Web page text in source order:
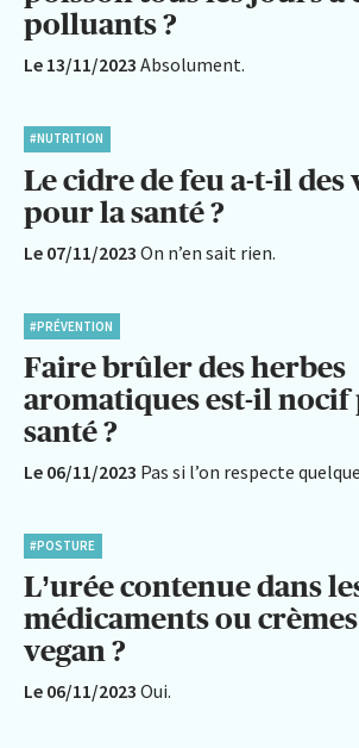
polluants ?
Le 13/11/2023 Absolument.
#NUTRITION
Le cidre de feu a-t-il des
pour la santé ?
Le 07/11/2023 On n’en sait rien.
#PRÉVENTION
Faire brûler des herbes
aromatiques est-il nocif
santé ?
Le 06/11/2023 Pas si l’on respecte
#POSTURE
L’urée contenue dans
médicaments ou
vegan ?
Le 06/11/2023 Oui.